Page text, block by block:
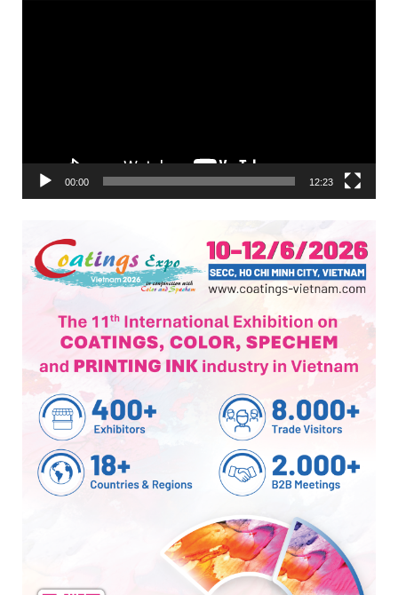
00:00 12:23